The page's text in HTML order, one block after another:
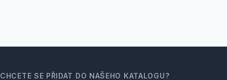
CHCETE SE PŘIDAT DO NAŠEHO KATALOGU?